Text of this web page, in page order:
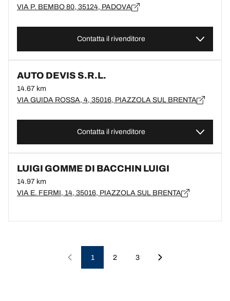
VIA P. BEMBO 80, 35124, PADOVA
Contatta il rivenditore
AUTO DEVIS S.R.L.
14.67 km
VIA GUIDA ROSSA, 4, 35016, PIAZZOLA SUL BRENTA
Contatta il rivenditore
LUIGI GOMME DI BACCHIN LUIGI
14.97 km
VIA E. FERMI, 14, 35016, PIAZZOLA SUL BRENTA
1 2 3